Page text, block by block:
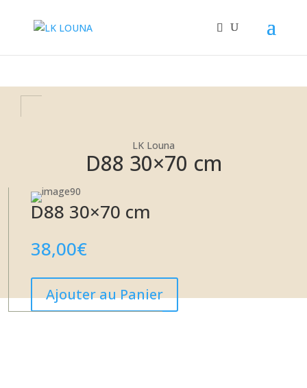
LK Louna
LK Louna
D88 30×70 cm
D88 30×70 cm
38,00€
Ajouter au Panier